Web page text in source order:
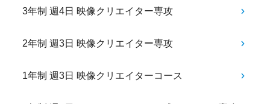
3年制 週4日 映像クリエイター専攻
2年制 週3日 映像クリエイター専攻
1年制 週3日 映像クリエイターコース